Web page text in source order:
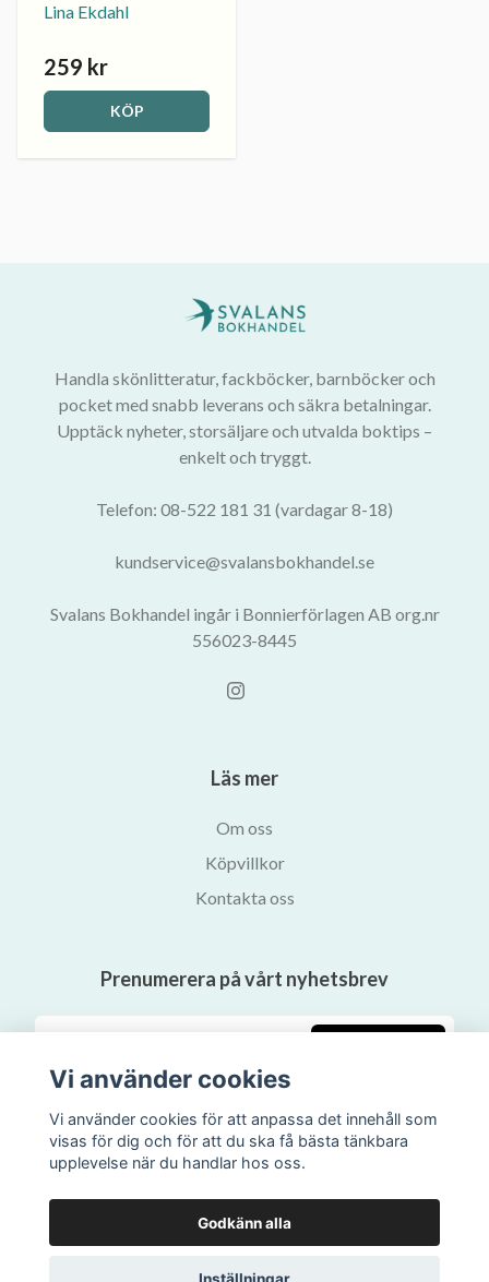
Lina Ekdahl
259 kr
KÖP
Handla skönlitteratur, fackböcker, barnböcker och
pocket med snabb leverans och säkra betalningar.
Upptäck nyheter, storsäljare och utvalda boktips –
enkelt och tryggt.
Telefon: 08-522 181 31 (vardagar 8-18)
kundservice@svalansbokhandel.se
Svalans Bokhandel ingår i Bonnierförlagen AB org.nr
556023-8445
Läs mer
Om oss
Köpvillkor
Kontakta oss
Prenumerera på vårt nyhetsbrev
Vi använder cookies
Vi använder cookies för att anpassa det innehåll som
visas för dig och för att du ska få bästa tänkbara
upplevelse när du handlar hos oss.
Godkänn alla